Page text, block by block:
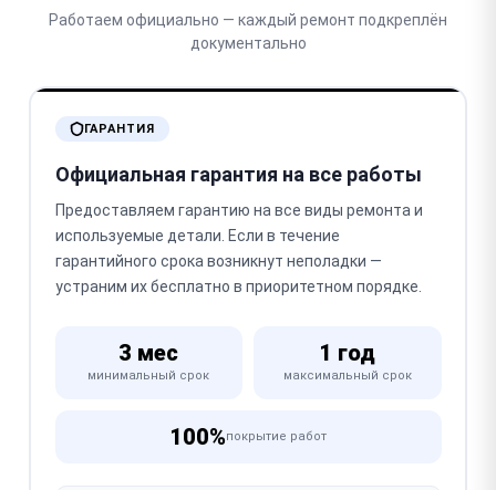
Работаем официально — каждый ремонт подкреплён
документально
ГАРАНТИЯ
Официальная гарантия на все работы
Предоставляем гарантию на все виды ремонта и
используемые детали. Если в течение
гарантийного срока возникнут неполадки —
устраним их бесплатно в приоритетном порядке.
3 мес
минимальный срок
1 год
максимальный срок
100%покрытие работ